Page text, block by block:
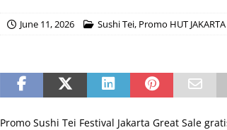
June 11, 2026 Sushi Tei, Promo HUT
Promo Sushi Tei Festival Jakarta Great Sale